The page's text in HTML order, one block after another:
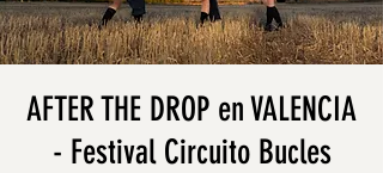
AFTER THE DROP en VALENCIA
- Festival Circuito Bucles